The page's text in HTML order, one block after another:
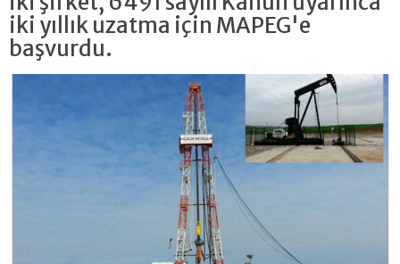
iki yıllık uzatma için MAPEG'e
başvurdu.